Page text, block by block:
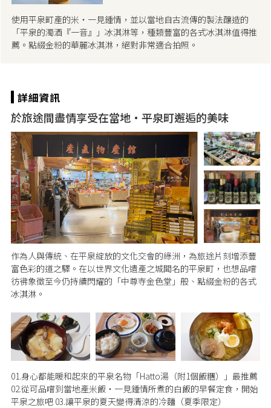
使用平泉町產的米・一見鍾情，並以當地自古流傳的製法釀造的
「平泉的濁酒『一音』」冰淇淋等，種類豐富的各式冰淇淋值得推
薦。點綴金粉的華麗冰淇淋，絕對非常適合拍照。
於旅途間盡情享受在當地・平泉町邂逅的美味
作為人與傳統、在平泉綻放的文化交會的綠洲，為旅途片刻增添豐
富色彩的道之驛。在以世界文化遺產之城聞名的平泉町，也想品嚐
彷彿象徵至今仍持續閃耀的「中尊寺金色堂」般、點綴金粉的各式
冰淇淋。
01.身心都能暖和起來的平泉名物「Hatto湯（附1個飯糰）」最推薦
02.從可品嚐到當地產米飯・一見鍾情所煮的白飯的早餐定食，開始
平泉之旅吧 03.讓平泉的夏天變得清涼的冷麵（夏季限定）